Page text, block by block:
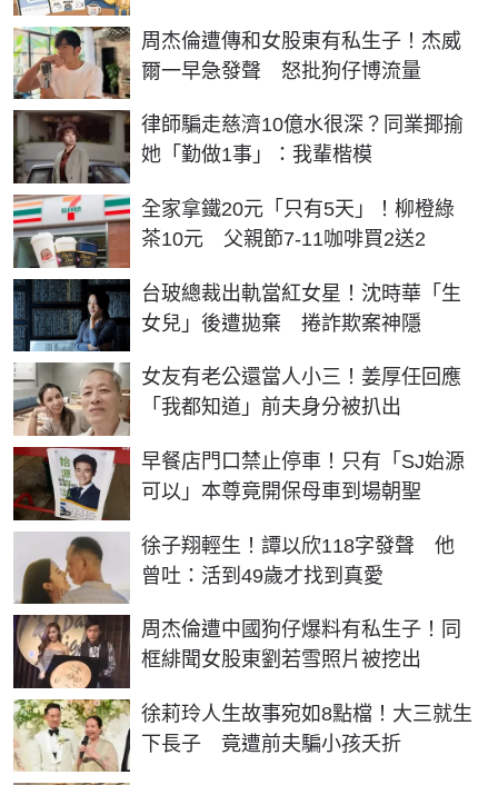
周杰倫遭傳和女股東有私生子！杰威
爾一早急發聲 怒批狗仔博流量
律師騙走慈濟10億水很深？同業揶揄
她「勤做1事」：我輩楷模
全家拿鐵20元「只有5天」！柳橙綠
茶10元 父親節7-11咖啡買2送2
台玻總裁出軌當紅女星！沈時華「生
女兒」後遭拋棄 捲詐欺案神隱
女友有老公還當人小三！姜厚任回應
「我都知道」前夫身分被扒出
早餐店門口禁止停車！只有「SJ始源
可以」本尊竟開保母車到場朝聖
徐子翔輕生！譚以欣118字發聲 他
曾吐：活到49歲才找到真愛
周杰倫遭中國狗仔爆料有私生子！同
框緋聞女股東劉若雪照片被挖出
徐莉玲人生故事宛如8點檔！大三就生
下長子 竟遭前夫騙小孩夭折